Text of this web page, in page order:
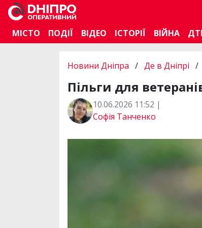
МІСТО ПОДІЇ ВІДЕО ІСТОРІЇ ВІЙНА
Новини Дніпра / Де в Дніпрі /
Пільги для
10.06.2026 11:52 |
Софія Танченко